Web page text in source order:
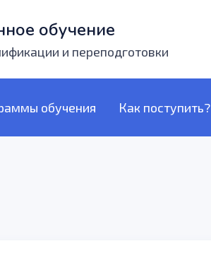
обучение
и переподготовки
обучения Как поступить?